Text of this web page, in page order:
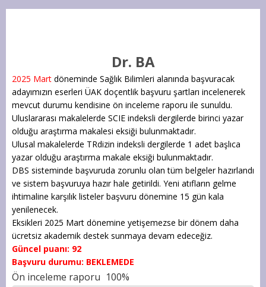
Dr. BA
2025 Mart döneminde Sağlık Bilimleri alanında başvuracak
adayımızın eserleri ÜAK doçentlik başvuru şartları incelenerek
mevcut durumu kendisine ön inceleme raporu ile sunuldu.
Uluslararası makalelerde SCIE indeksli dergilerde birinci yazar
olduğu araştırma makalesi eksiği bulunmaktadır.
Ulusal makalelerde TRdizin indeksli dergilerde 1 adet başlıca
yazar olduğu araştırma makale eksiği bulunmaktadır.
DBS sisteminde başvuruda zorunlu olan tüm belgeler hazırlandı
ve sistem başvuruya hazır hale getirildi. Yeni atıfların gelme
ihtimaline karşılık listeler başvuru dönemine 15 gün kala
yenilenecek.
Eksikleri 2025 Mart dönemine yetişemezse bir dönem daha
ücretsiz akademik destek sunmaya devam edeceğiz.
Güncel puanı: 92
Başvuru durumu: BEKLEMEDE
Ön inceleme raporu 100%